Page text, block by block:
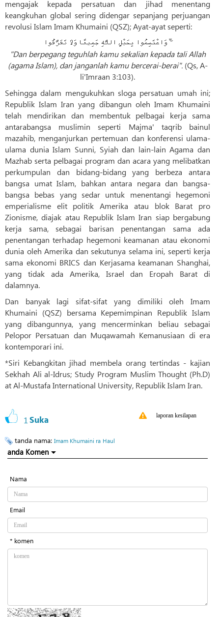
mengajak kepada persatuan dan jihad menentang
keangkuhan global sering didengar sepanjang perjuangan
revolusi Islam Imam Khumaini (QSZ); Ayat-ayat seperti:
وَاعْتَصِمُوا بِحَبْلِ اللَّهِ جَمِيعًا وَلَا تَفَرَّقُوا ۚ
"Dan berpegang teguhlah kamu sekalian kepada tali Allah
(agama Islam), dan janganlah kamu bercerai-berai".(Qs, A-
li'Imraan 3:103).
Sehingga dalam mengukuhkan sloga persatuan umah ini;
Republik Islam Iran yang dibangun oleh Imam Khumaini
telah mendirikan dan membentuk pelbagai kerja sama
antarabangsa muslimin seperti Majma' taqrib bainul
mazahib, menganjurkan pertemuan dan konferensi ulama-
ulama dunia Islam Sunni, Syiah dan lain-lain Agama dan
Mazhab serta pelbagai program dan acara yang melibatkan
perkumpulan dan bidang-bidang yang berbeza antara
bangsa umat Islam, bahkan antara negara dan bangsa-
bangsa bebas yang sedar untuk menentangi hegemoni
emperialisme elit politik Amerika atau blok Barat pro
Zionisme, diajak atau Republik Islam Iran siap bergabung
kerja sama, sebagai barisan penentangan sama ada
penentangan terhadap hegemoni keamanan atau ekonomi
dunia oleh Amerika dan sekutunya selama ini, seperti kerja
sama ekonomi BRICS dan Kerjasama keamanan Shanghai,
yang tidak ada Amerika, Israel dan Eropah Barat di
dalamnya.
Dan banyak lagi sifat-sifat yang dimiliki oleh Imam
Khumaini (QSZ) bersama Kepemimpinan Republik Islam
yang dibangunnya, yang mencerminkan beliau sebagai
Pelopor Persatuan dan Muqawamah Kemanusiaan di era
kontemporari ini.
*Siri Kebangkitan jihad membela orang tertindas - kajian
Sekhah Ali al-Idrus; Study Program Muslim Thought (Ph.D)
at Al-Mustafa International University, Republik Islam Iran.
1 Suka laporan kesilapan
tanda nama: Imam Khumaini ra Haul
anda Komen
Nama
Email
* komen